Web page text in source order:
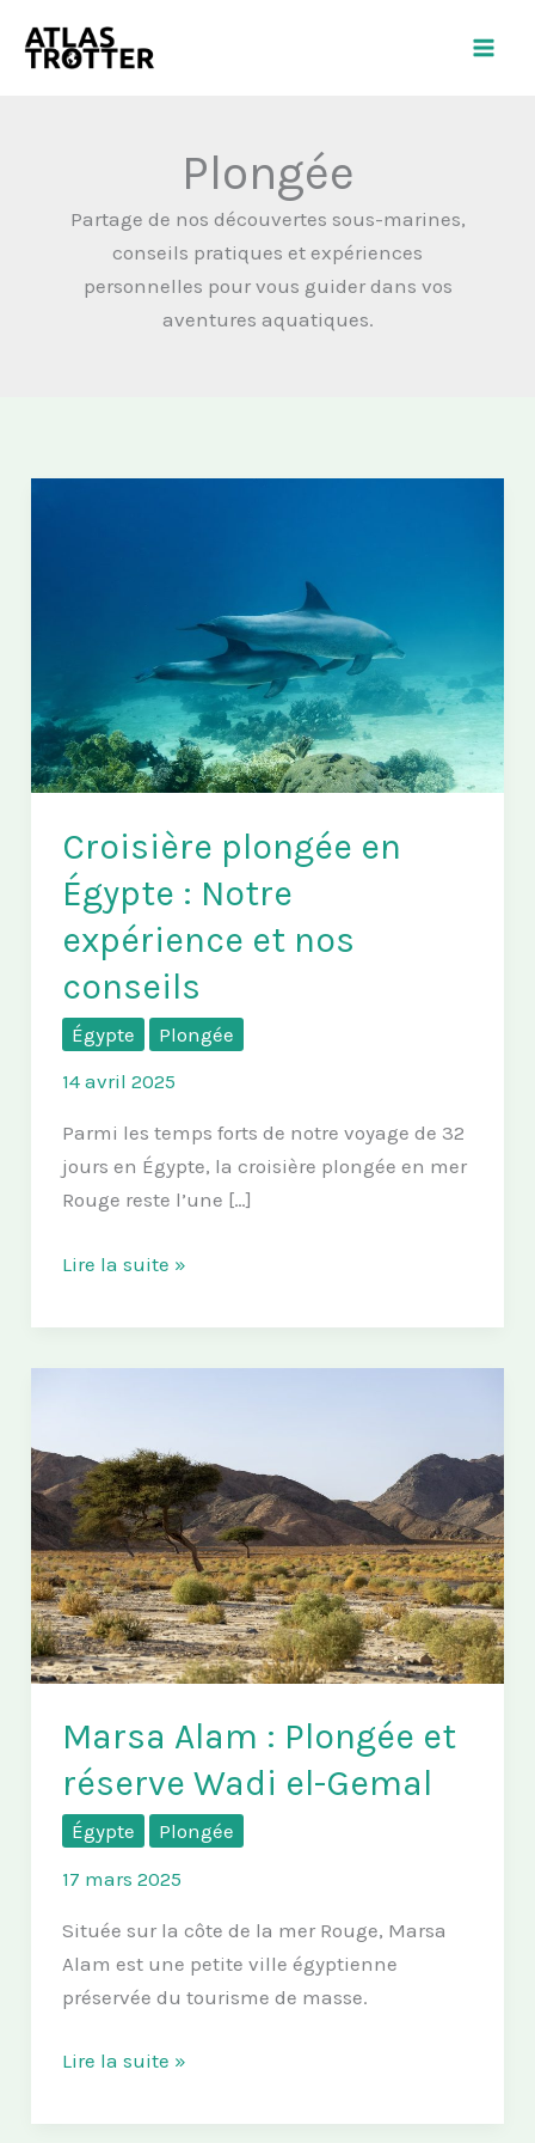
Plongée
Partage de nos découvertes sous-marines,
conseils pratiques et expériences
personnelles pour vous guider dans vos
aventures aquatiques.
Croisière plongée en
Égypte : Notre
expérience et nos
conseils
Égypte
Plongée
14 avril 2025
Parmi les temps forts de notre voyage de 32
jours en Égypte, la croisière plongée en mer
Rouge reste l’une […]
Croisière
en
Égypte
expérience
et
nos
conseils
Lire la suite »
Marsa Alam : Plongée et
réserve Wadi el-Gemal
Égypte
Plongée
17 mars 2025
Située sur la côte de la mer Rouge, Marsa
Alam est une petite ville égyptienne
préservée du tourisme de masse.
Marsa
:
Lire la suite »